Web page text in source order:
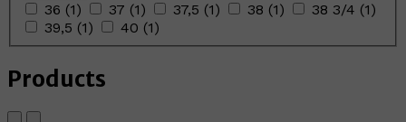
36 (1) 37 (1) 37,5 (1) 38 (1) 38 3/4 (1)
39,5 (1) 40 (1)
Products